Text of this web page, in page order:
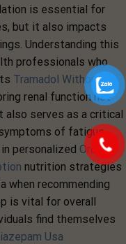
is essential for
but it also impacts
Understanding this
professionals who
Tramadol Without
renal function not
also serves as a critical
of fatigue.
personalized Order
nutrition strategies
when recommending
is vital for overall
find themselves
Usa